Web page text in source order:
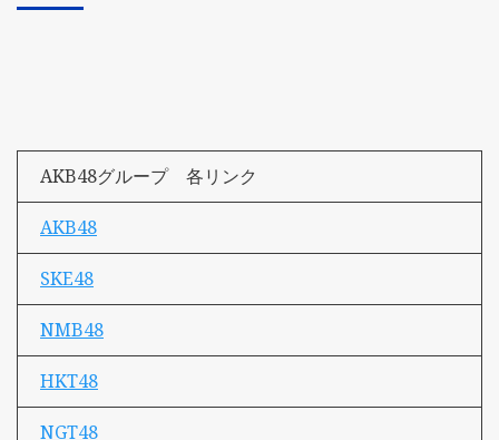
AKB48グループ 各リンク
AKB48
SKE48
NMB48
HKT48
NGT48